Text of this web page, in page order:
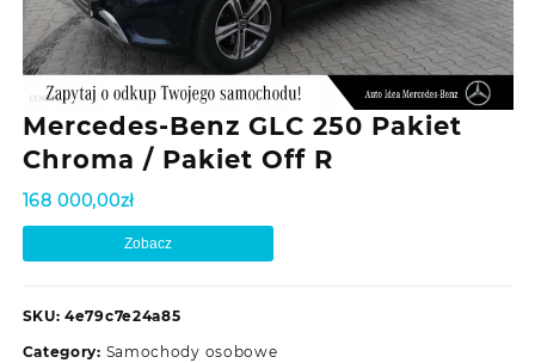
Mercedes-Benz GLC 250 Pakiet
Chroma / Pakiet Off R
168 000,00zł
Zobacz
SKU: 4e79c7e24a85
Category: Samochody osobowe